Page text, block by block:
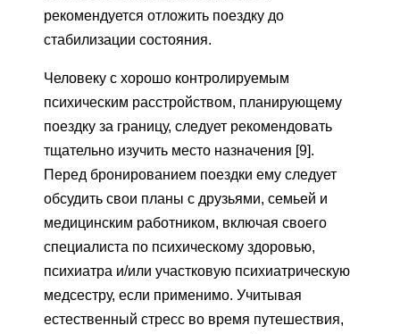
рекомендуется отложить поездку до
стабилизации состояния.
Человеку с хорошо контролируемым
психическим расстройством, планирующему
поездку за границу, следует рекомендовать
тщательно изучить место назначения [9].
Перед бронированием поездки ему следует
обсудить свои планы с друзьями, семьей и
медицинским работником, включая своего
специалиста по психическому здоровью,
психиатра и/или участковую психиатрическую
медсестру, если применимо. Учитывая
естественный стресс во время путешествия,